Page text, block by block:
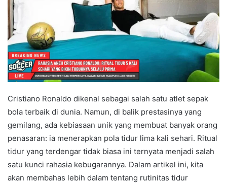
Cristiano Ronaldo dikenal sebagai salah satu atlet sepak
bola terbaik di dunia. Namun, di balik prestasinya yang
gemilang, ada kebiasaan unik yang membuat banyak orang
penasaran: ia menerapkan pola tidur lima kali sehari. Ritual
tidur yang terdengar tidak biasa ini ternyata menjadi salah
satu kunci rahasia kebugarannya. Dalam artikel ini, kita
akan membahas lebih dalam tentang rutinitas tidur